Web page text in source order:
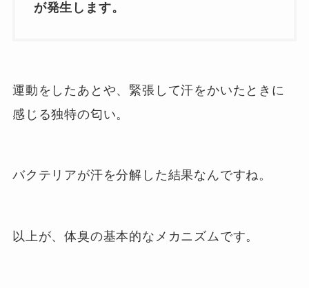
が発生します。
運動をしたあとや、緊張して汗をかいたときに
感じる独特の匂い。
バクテリアが汗を分解した結果なんですね。
以上が、体臭の基本的なメカニズムです。